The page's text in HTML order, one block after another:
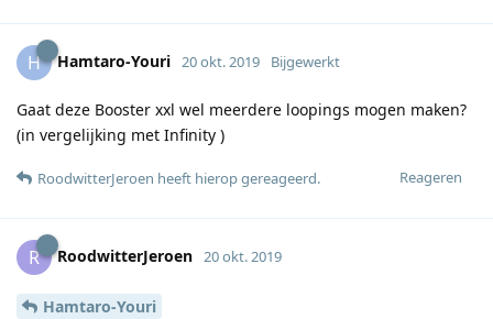
H Hamtaro-Youri 20 okt. 2019 Bijgewerkt
Gaat deze Booster xxl wel meerdere loopings mogen maken?
(in vergelijking met Infinity )
Reageren
RoodwitterJeroen heeft hierop gereageerd.
R RoodwitterJeroen 20 okt. 2019
Hamtaro-Youri